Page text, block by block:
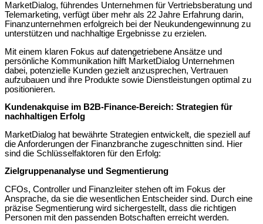
MarketDialog, führendes Unternehmen für Vertriebsberatung und
Telemarketing, verfügt über mehr als 22 Jahre Erfahrung darin,
Finanzunternehmen erfolgreich bei der Neukundengewinnung zu
unterstützen und nachhaltige Ergebnisse zu erzielen.
Mit einem klaren Fokus auf datengetriebene Ansätze und
persönliche Kommunikation hilft MarketDialog Unternehmen
dabei, potenzielle Kunden gezielt anzusprechen, Vertrauen
aufzubauen und ihre Produkte sowie Dienstleistungen optimal zu
positionieren.
Kundenakquise im B2B-Finance-Bereich: Strategien für
nachhaltigen Erfolg
MarketDialog hat bewährte Strategien entwickelt, die speziell auf
die Anforderungen der Finanzbranche zugeschnitten sind. Hier
sind die Schlüsselfaktoren für den Erfolg:
Zielgruppenanalyse und Segmentierung
CFOs, Controller und Finanzleiter stehen oft im Fokus der
Ansprache, da sie die wesentlichen Entscheider sind. Durch eine
präzise Segmentierung wird sichergestellt, dass die richtigen
Personen mit den passenden Botschaften erreicht werden.